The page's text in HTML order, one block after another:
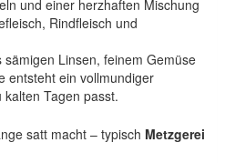
und einer herzhaften Mischung
Rindfleisch und
Linsen, feinem Gemüse
entsteht ein vollmundiger
Tagen passt.
satt macht – typisch Metzgerei